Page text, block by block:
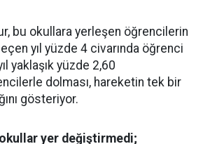
bu okullara yerleşen öğrencilerin
yıl yüzde 4 civarında öğrenci
yaklaşık yüzde 2,60
dolması, hareketin tek bir
gösteriyor.
okullar yer değiştirmedi;